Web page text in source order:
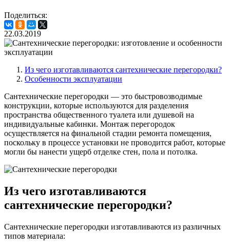
Поделиться:
22.03.2019
Из чего изготавливаются сантехнические перегородки?
Особенности эксплуатации
Сантехнические перегородки — это быстровозводимые
конструкции, которые используются для разделения
пространства общественного туалета или душевой на
индивидуальные кабинки. Монтаж перегородок
осуществляется на финальной стадии ремонта помещения,
поскольку в процессе установки не проводится работ, которые
могли бы нанести ущерб отделке стен, пола и потолка.
Из чего изготавливаются
сантехнические перегородки?
Сантехнические перегородки изготавливаются из различных
типов материала: